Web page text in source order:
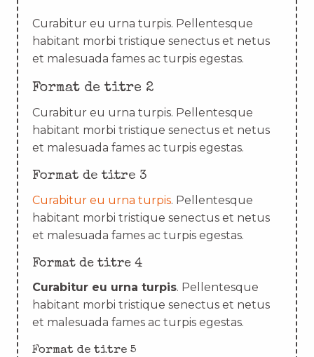
Curabitur eu urna turpis. Pellentesque
habitant morbi tristique senectus et netus
et malesuada fames ac turpis egestas.
Format de titre 2
Curabitur eu urna turpis. Pellentesque
habitant morbi tristique senectus et netus
et malesuada fames ac turpis egestas.
Format de titre 3
Curabitur eu urna turpis. Pellentesque
habitant morbi tristique senectus et netus
et malesuada fames ac turpis egestas.
Format de titre 4
Curabitur eu urna turpis. Pellentesque
habitant morbi tristique senectus et netus
et malesuada fames ac turpis egestas.
Format de titre 5